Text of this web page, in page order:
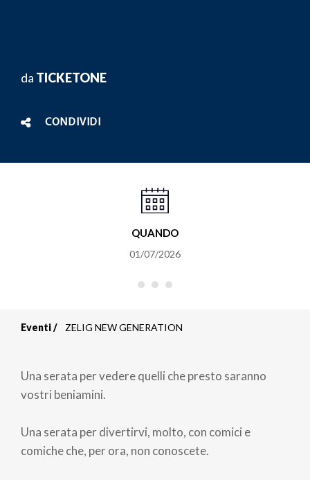
da TICKETONE
CONDIVIDI
QUANDO
01/07/2026
di
pane
Eventi ZELIG NEW GENERATION
Una serata per vedere quelli che presto saranno
vostri beniamini.
Una serata per divertirvi, molto, con comici e
comiche che, per ora, non conoscete.